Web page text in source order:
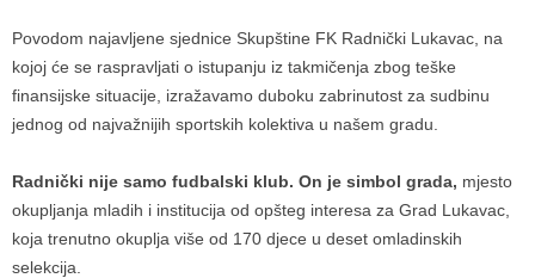
Povodom najavljene sjednice Skupštine FK Radnički Lukavac, na
kojoj će se raspravljati o istupanju iz takmičenja zbog teške
finansijske situacije, izražavamo duboku zabrinutost za sudbinu
jednog od najvažnijih sportskih kolektiva u našem gradu.
Radnički nije samo fudbalski klub. On je simbol grada, mjesto
okupljanja mladih i institucija od opšteg interesa za Grad Lukavac,
koja trenutno okuplja više od 170 djece u deset omladinskih
selekcija.